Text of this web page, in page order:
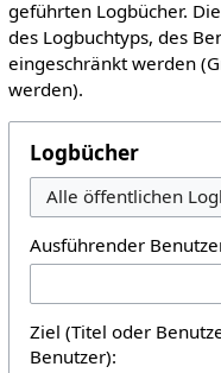
geführten Logbücher.
des Logbuchtyps, des
eingeschränkt werden
werden).
Logbücher
Alle öffentlichen
Ausführender
Ziel (Titel oder
Benutzer):